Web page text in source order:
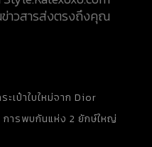
าวสารส่งตรงถึงคุณ
เป๋าใบใหม่จาก Dior
ารพบกันแห่ง 2 ยักษ์ใหญ่